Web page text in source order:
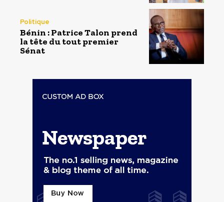
Politique
Bénin : Patrice Talon prend
la tête du tout premier
Sénat